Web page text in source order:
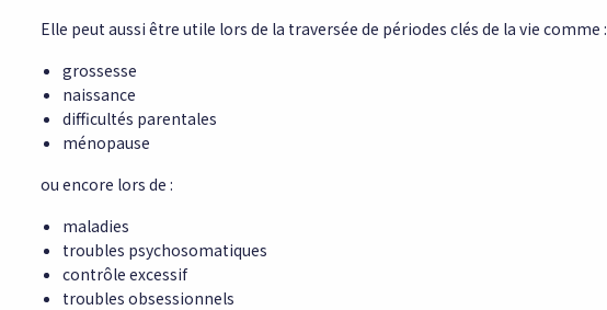
Elle peut aussi être utile lors de la traversée de périodes clés de la vie comme :
grossesse
naissance
difficultés parentales
ménopause
ou encore lors de :
maladies
troubles psychosomatiques
contrôle excessif
troubles obsessionnels